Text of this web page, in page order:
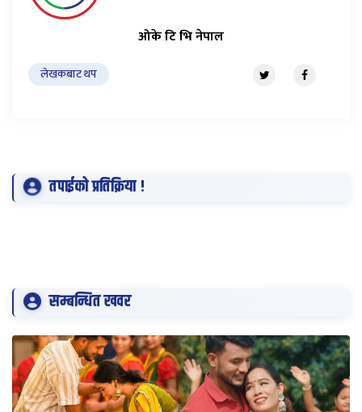
ओके टि भि नेपाल
लेखकबाट थप
तपाईको प्रतिक्रिया !
सम्बन्धित खवर